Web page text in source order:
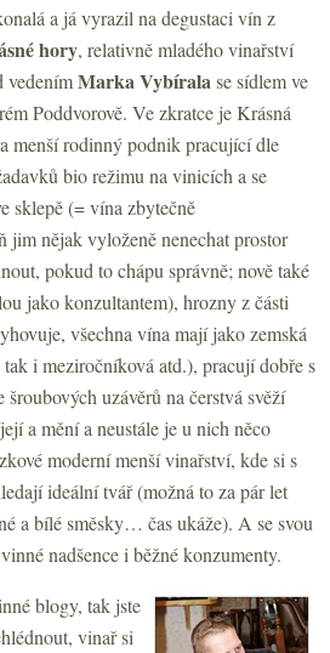
a já vyrazil na degustaci vín z
hory, relativně mladého vinařství
vedenímMarka Vybíralase sídlem ve
Poddvorově. Ve zkratce je Krásná
menší rodinný podnik pracující dle
bio režimu na vinicích a se
sklepě (= vína zbytečně
jim nějak vyloženě nenechat prostor
pokud to chápu správně; nově také
jako konzultantem), hrozny z části
všechna vína mají jako zemská
i meziročníková atd.), pracují dobře s
uzávěrů na čerstvá svěží
a mění a neustále je u nich něco
moderní menší vinařství, kde si s
ideální tvář (možná to za pár let
a bílé směsky… čas ukáže). A se svou
nadšence i běžné konzumenty.
blogy, tak jste
vinař si